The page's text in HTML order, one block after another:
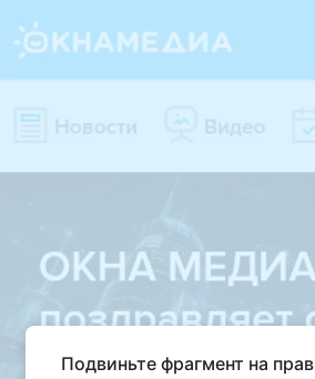
Подвиньте фрагмент на